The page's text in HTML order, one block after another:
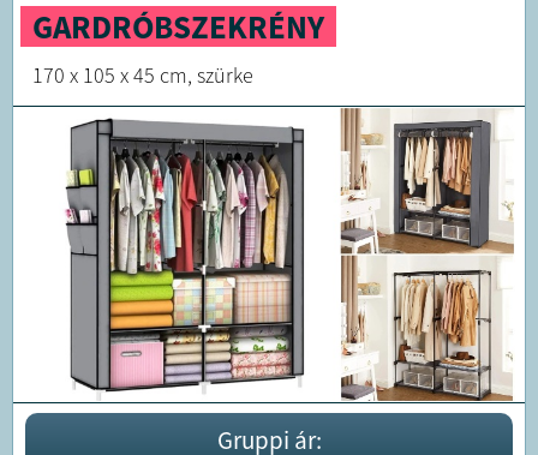
GARDRÓBSZEKRÉNY
170 x 105 x 45 cm, szürke
Gruppi ár: